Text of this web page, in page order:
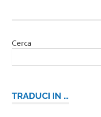
Cerca
TRADUCI IN …